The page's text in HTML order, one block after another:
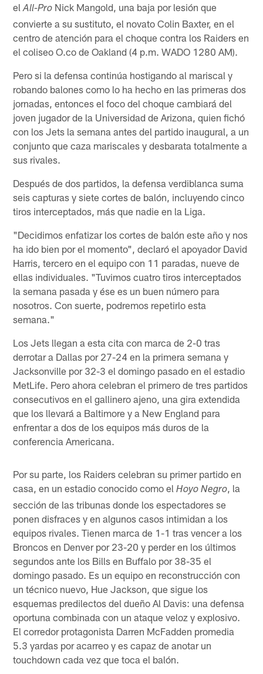
elAll-Pro Nick Mangold, una baja por lesión que
convierte a su sustituto, el novato Colin Baxter, en el
centro de atención para el choque contra los Raiders en
el coliseo O.co de Oakland (4 p.m. WADO 1280 AM).
Pero si la defensa continúa hostigando al mariscal y
robando balones como lo ha hecho en las primeras dos
jornadas, entonces el foco del choque cambiará del
joven jugador de la Universidad de Arizona, quien fichó
con los Jets la semana antes del partido inaugural, a un
conjunto que caza mariscales y desbarata totalmente a
sus rivales.
Después de dos partidos, la defensa verdiblanca suma
seis capturas y siete cortes de balón, incluyendo cinco
tiros interceptados, más que nadie en la Liga.
"Decidimos enfatizar los cortes de balón este año y nos
ha ido bien por el momento", declaró el apoyador David
Harris, tercero en el equipo con 11 paradas, nueve de
ellas individuales. "Tuvimos cuatro tiros interceptados
la semana pasada y ése es un buen número para
nosotros. Con suerte, podremos repetirlo esta
semana."
Los Jets llegan a esta cita con marca de 2-0 tras
derrotar a Dallas por 27-24 en la primera semana y
Jacksonville por 32-3 el domingo pasado en el estadio
MetLife. Pero ahora celebran el primero de tres partidos
consecutivos en el gallinero ajeno, una gira extendida
que los llevará a Baltimore y a New England para
enfrentar a dos de los equipos más duros de la
conferencia Americana.
Por su parte, los Raiders celebran su primer partido en
casa, en un estadio conocido como elHoyo Negro , la
sección de las tribunas donde los espectadores se
ponen disfraces y en algunos casos intimidan a los
equipos rivales. Tienen marca de 1-1 tras vencer a los
Broncos en Denver por 23-20 y perder en los últimos
segundos ante los Bills en Buffalo por 38-35 el
domingo pasado. Es un equipo en reconstrucción con
un técnico nuevo, Hue Jackson, que sigue los
esquemas predilectos del dueño Al Davis: una defensa
oportuna combinada con un ataque veloz y explosivo.
El corredor protagonista Darren McFadden promedia
5.3 yardas por acarreo y es capaz de anotar un
touchdown cada vez que toca el balón.